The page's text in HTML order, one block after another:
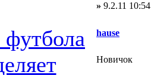
» 9.2.11 10:54
hause
Новичок